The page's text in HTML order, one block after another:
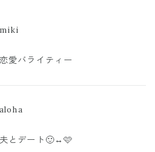
miki
恋愛バライティー
aloha
夫とデート🙂‍↔️🩷